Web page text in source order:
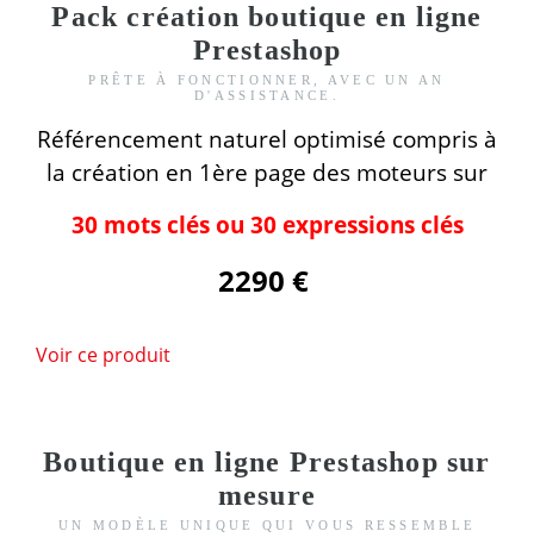
Pack création boutique en ligne
Prestashop
PRÊTE À FONCTIONNER, AVEC UN AN
D'ASSISTANCE.
Référencement naturel optimisé compris à
la création en 1ère page des moteurs sur
30 mots clés ou 30 expressions clés
2290 €
Voir ce produit
Boutique en ligne Prestashop sur
mesure
UN MODÈLE UNIQUE QUI VOUS RESSEMBLE